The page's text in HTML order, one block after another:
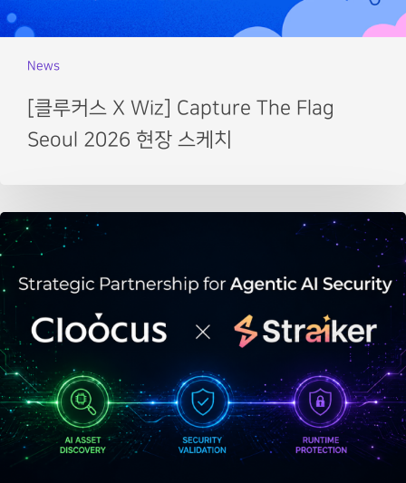
News
[클루커스 X Wiz] Capture The Flag
Seoul 2026 현장 스케치